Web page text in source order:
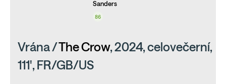
Sanders
86
Vrána /The Crow, 2024, celovečerní,
111', FR/GB/US